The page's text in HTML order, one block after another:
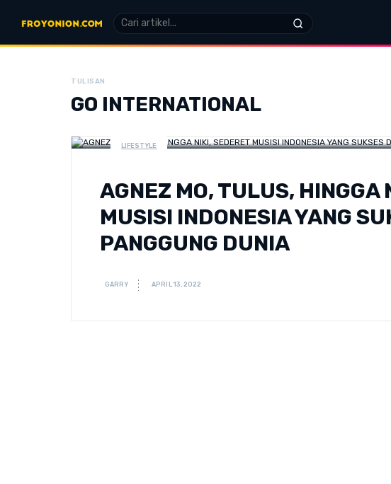
TULISAN
GO INTERNATIONAL
LIFESTYLE
AGNEZ MO, TULUS, HINGGA
MUSISI INDONESIA YANG
PANGGUNG DUNIA
GARRY APRIL 13, 2022